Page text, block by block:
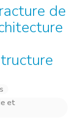
de
et